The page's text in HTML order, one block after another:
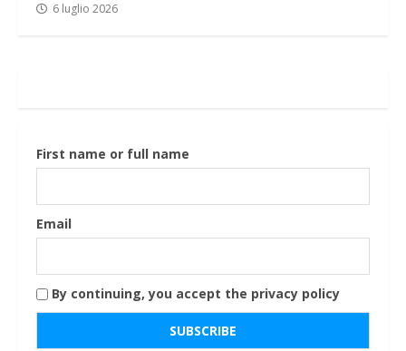
6 luglio 2026
First name or full name
Email
By continuing, you accept the privacy policy